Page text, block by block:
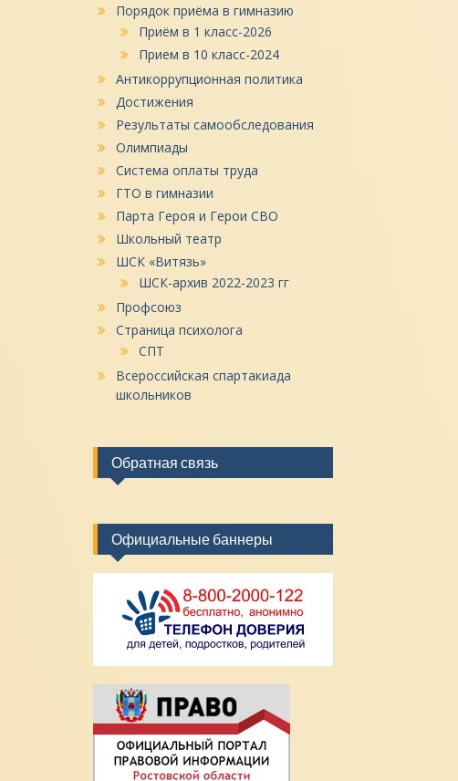
Порядок приёма в гимназию
Приём в 1 класс-2026
Прием в 10 класс-2024
Антикоррупционная политика
Достижения
Результаты самообследования
Олимпиады
Система оплаты труда
ГТО в гимназии
Парта Героя и Герои СВО
Школьный театр
ШСК «Витязь»
ШСК-архив 2022-2023 гг
Профсоюз
Страница психолога
СПТ
Всероссийская спартакиада
школьников
Обратная связь
Официальные баннеры